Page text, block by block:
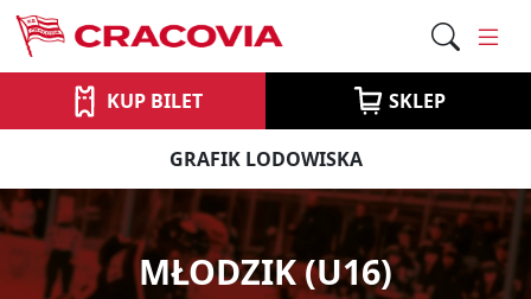
KUP BILET SKLEP
GRAFIK LODOWISKA
MŁODZIK (U16)